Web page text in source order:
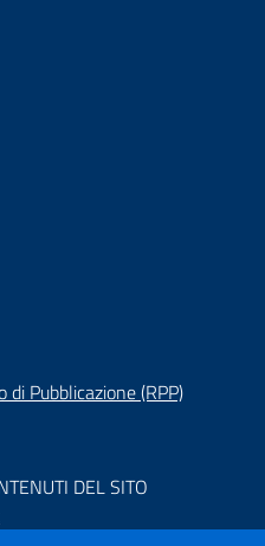
Pubblicazione (RPP)
DEL SITO